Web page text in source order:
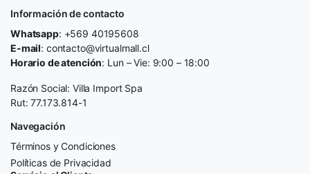
Información de contacto
Whatsapp: +569 40195608
E-mail: contacto@virtualmall.cl
Horario de atención: Lun – Vie: 9:00 – 18:00
Razón Social: Villa Import Spa
Rut: 77.173.814-1
Navegación
Términos y Condiciones
Políticas de Privacidad